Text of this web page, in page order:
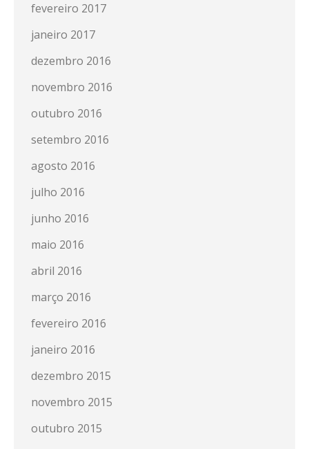
fevereiro 2017
janeiro 2017
dezembro 2016
novembro 2016
outubro 2016
setembro 2016
agosto 2016
julho 2016
junho 2016
maio 2016
abril 2016
março 2016
fevereiro 2016
janeiro 2016
dezembro 2015
novembro 2015
outubro 2015